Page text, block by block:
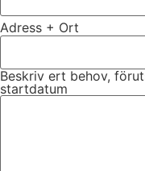
Adress + Ort
Beskriv ert behov,
startdatum